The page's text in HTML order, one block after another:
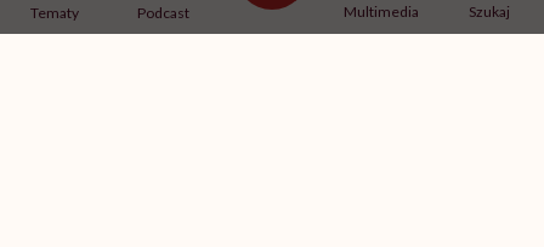
Tematy Podcast
Multimedia
Szukaj
Być może warto zacząć od tego, że wielu ludzi tak